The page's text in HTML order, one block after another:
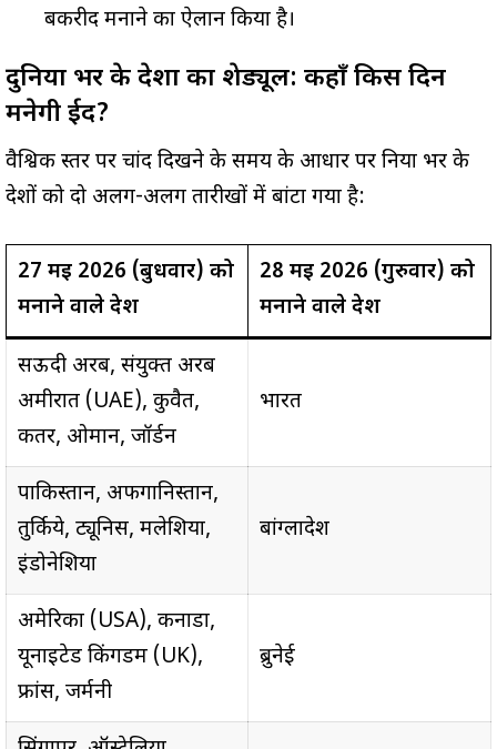
बकरीद मनाने का ऐलान किया है।
दुनिया भर के देशों का शेड्यूल: कहाँ किस दिन
मनेगी ईद?
वैश्विक स्तर पर चांद दिखने के समय के आधार पर दुनिया भर के
देशों को दो अलग-अलग तारीखों में बांटा गया है:
27 मई 2026 (बुधवार) को
मनाने वाले देश
28 मई 2026 (गुरुवार) को
मनाने वाले देश
सऊदी अरब, संयुक्त अरब
अमीरात (UAE), कुवैत,
कतर, ओमान, जॉर्डन
भारत
पाकिस्तान, अफगानिस्तान,
तुर्किये, ट्यूनिस, मलेशिया,
इंडोनेशिया
बांग्लादेश
अमेरिका (USA), कनाडा,
यूनाइटेड किंगडम (UK),
फ्रांस, जर्मनी
ब्रुनेई